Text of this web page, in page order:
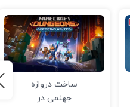
ساخت دروازه
جهنمی در